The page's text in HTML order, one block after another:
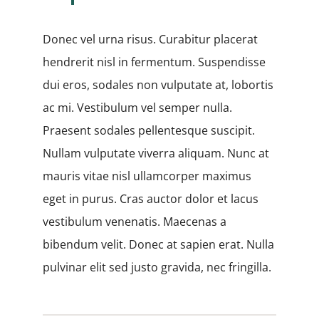
Donec vel urna risus. Curabitur placerat
hendrerit nisl in fermentum. Suspendisse
dui eros, sodales non vulputate at, lobortis
ac mi. Vestibulum vel semper nulla.
Praesent sodales pellentesque suscipit.
Nullam vulputate viverra aliquam. Nunc at
mauris vitae nisl ullamcorper maximus
eget in purus. Cras auctor dolor et lacus
vestibulum venenatis. Maecenas a
bibendum velit. Donec at sapien erat. Nulla
pulvinar elit sed justo gravida, nec fringilla.